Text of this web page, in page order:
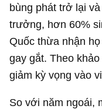
bùng phát trở lại
trưởng, hơn 60%
Quốc thừa nhận
gay gắt. Theo
giảm kỳ vọng vào
So với năm ngoái,